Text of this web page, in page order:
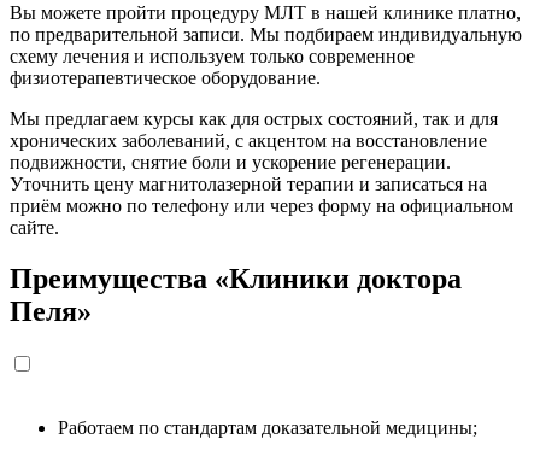
Вы можете пройти процедуру МЛТ в нашей клинике платно,
по предварительной записи. Мы подбираем индивидуальную
схему лечения и используем только современное
физиотерапевтическое оборудование.
Мы предлагаем курсы как для острых состояний, так и для
хронических заболеваний, с акцентом на восстановление
подвижности, снятие боли и ускорение регенерации.
Уточнить цену магнитолазерной терапии и записаться на
приём можно по телефону или через форму на официальном
сайте.
Преимущества «Клиники доктора
Пеля»
Работаем по стандартам доказательной медицины;